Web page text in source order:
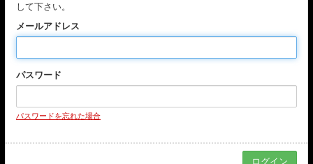
して下さい。
メールアドレス
パスワード
パスワードを忘れた場合